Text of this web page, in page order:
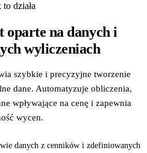
to działa
na danych i
wyliczeniach
szybkie i precyzyjne tworzenie
dane. Automatyzuje obliczenia,
wpływające na cenę i zapewnia
wycen.
danych z cenników i zdefiniowanych